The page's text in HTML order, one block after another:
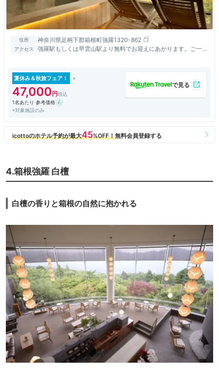
住所 神奈川県足柄下郡箱根町強羅1320-862
アクセス
強羅駅もしくは早雲山駅より無料でお迎えにあがります。ご一報
夏休み＆秋旅フェア！
47,000
1名あたり 参考価格
※対象施設のみ
4.箱根強羅 白檀
白檀の香りと箱根の自然に抱かれる